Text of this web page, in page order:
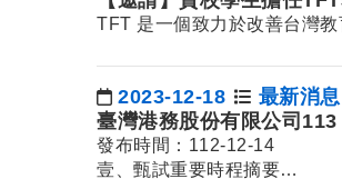
TFT 是一個致力於改善台灣
日期：
2023-12-18
最新消息
臺灣港務股份有限公司
發布時間：112-12-14
壹、甄試重要時程摘要